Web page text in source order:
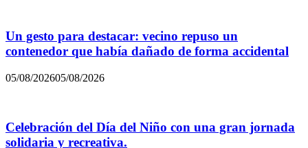
Un gesto para destacar: vecino repuso un
contenedor que había dañado de forma accidental
05/08/202605/08/2026
Celebración del Día del Niño con una gran jornada
solidaria y recreativa.